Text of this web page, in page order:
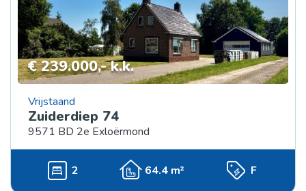
€ 239.000,- k.k.
Vrijstaand
Zuiderdiep 74
9571 BD 2e Exloërmond
2 64.4 m² F